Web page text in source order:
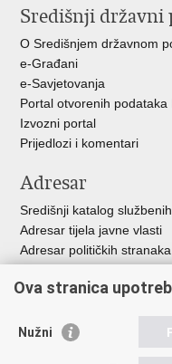
FacebookuTwitteru
Središnji državni
O Središnjem državnom
e-Građani
e-Savjetovanja
Portal otvorenih podataka
Izvozni portal
Prijedlozi i komentari
Adresar
Središnji katalog
Adresar tijela javne vlasti
Adresar političkih
Besplatni telefoni javne
Važne poveznice
Ova stranica
Nužni